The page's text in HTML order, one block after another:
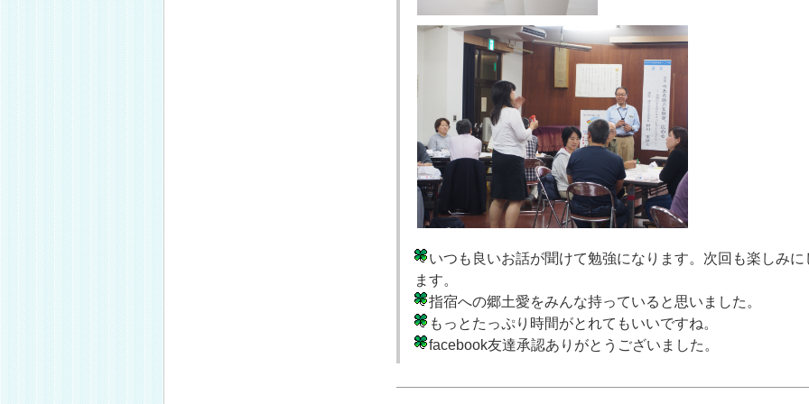
いつも良いお話が聞けて勉強になります。次回も楽しみに
ます。
指宿への郷土愛をみんな持っていると思いました。
もっとたっぷり時間がとれてもいいですね。
facebook友達承認ありがとうございました。